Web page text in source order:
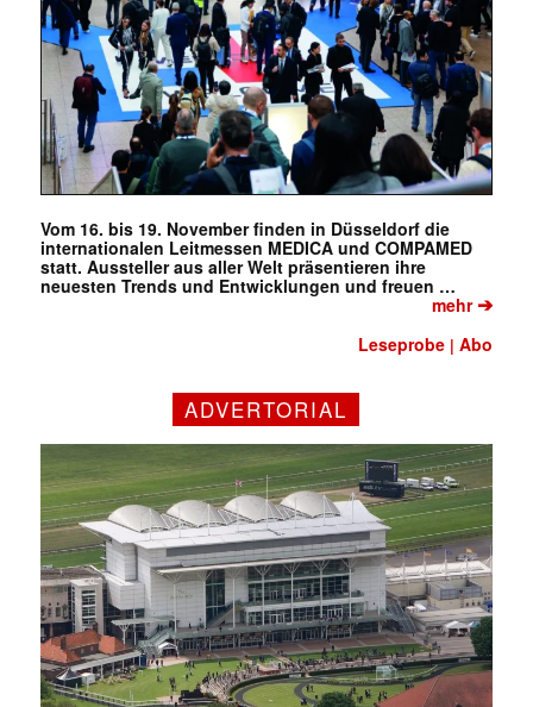
✕
Vom 16. bis 19. November finden in Düsseldorf die
internationalen Leitmessen MEDICA und COMPAMED
statt. Aussteller aus aller Welt präsentieren ihre
neuesten Trends und Entwicklungen und freuen …
mehr➔
Leseprobe |Abo
ADVERTORIAL